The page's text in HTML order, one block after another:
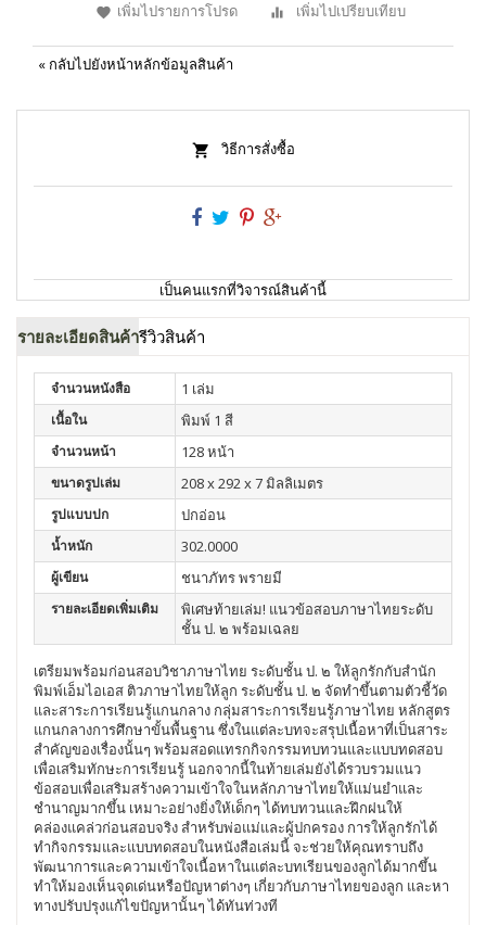
เพิ่มไปรายการโปรด เพิ่มไปเปรียบเทียบ
« กลับไปยังหน้าหลักข้อมูลสินค้า
วิธีการสั่งซื้อ
เป็นคนแรกที่วิจารณ์สินค้านี้
รายละเอียดสินค้ารีวิวสินค้า
จำนวนหนังสือ 1 เล่ม
เนื้อใน พิมพ์ 1 สี
จำนวนหน้า 128 หน้า
ขนาดรูปเล่ม 208 x 292 x 7 มิลลิเมตร
รูปแบบปก ปกอ่อน
น้ำหนัก 302.0000
ผู้เขียน ชนาภัทร พรายมี
รายละเอียดเพิ่มเติม
พิเศษท้ายเล่ม! แนวข้อสอบภาษาไทยระดับ
ชั้น ป. ๒ พร้อมเฉลย
เตรียมพร้อมก่อนสอบวิชาภาษาไทย ระดับชั้น ป. ๒ ให้ลูกรักกับสำนัก
พิมพ์เอ็มไอเอส ติวภาษาไทยให้ลูก ระดับชั้น ป. ๒ จัดทำขึ้นตามตัวชี้วัด
และสาระการเรียนรู้แกนกลาง กลุ่มสาระการเรียนรู้ภาษาไทย หลักสูตร
แกนกลางการศึกษาขั้นพื้นฐาน ซึ่งในแต่ละบทจะสรุปเนื้อหาที่เป็นสาระ
สำคัญของเรื่องนั้นๆ พร้อมสอดแทรกกิจกรรมทบทวนและแบบทดสอบ
เพื่อเสริมทักษะการเรียนรู้ นอกจากนี้ในท้ายเล่มยังได้รวบรวมแนว
ข้อสอบเพื่อเสริมสร้างความเข้าใจในหลักภาษาไทยให้แม่นยำและ
ชำนาญมากขึ้น เหมาะอย่างยิ่งให้เด็กๆ ได้ทบทวนและฝึกฝนให้
คล่องแคล่วก่อนสอบจริง สำหรับพ่อแม่และผู้ปกครอง การให้ลูกรักได้
ทำกิจกรรมและแบบทดสอบในหนังสือเล่มนี้ จะช่วยให้คุณทราบถึง
พัฒนาการและความเข้าใจเนื้อหาในแต่ละบทเรียนของลูกได้มากขึ้น
ทำให้มองเห็นจุดเด่นหรือปัญหาต่างๆ เกี่ยวกับภาษาไทยของลูก และหา
ทางปรับปรุงแก้ไขปัญหานั้นๆ ได้ทันท่วงที